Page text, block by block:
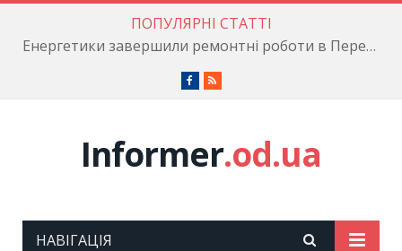
ПОПУЛЯРНІ СТАТТІ
Енергетики завершили ремонтні роботи в Пересипському районі
Facebook
RSS
Informer.od.ua
НАВІГАЦІЯ